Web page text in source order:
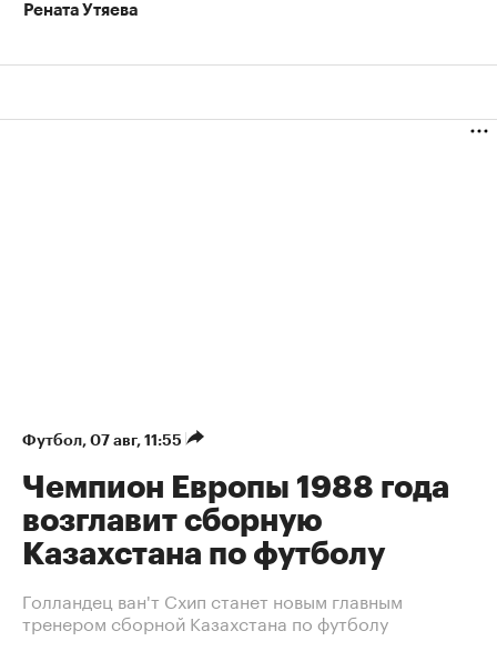
Рената Утяева
Футбол 07 авг, 11:55
Чемпион Европы 1988 года
возглавит сборную
Казахстана по футболу
Голландец ван'т Схип станет новым главным
тренером сборной Казахстана по футболу